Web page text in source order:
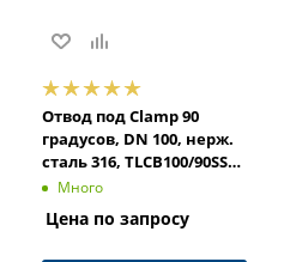
Отвод под Clamp 90
градусов, DN 100, нерж.
сталь 316, TLCB100/90SS
TITAN LOCK
Много
Цена по запросу